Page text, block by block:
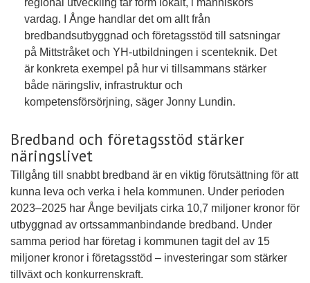
vardag. I Ånge handlar det om allt från
bredbandsutbyggnad och företagsstöd till satsningar
på Mittstråket och YH-utbildningen i scenteknik. Det
är konkreta exempel på hur vi tillsammans stärker
både näringsliv, infrastruktur och
kompetensförsörjning, säger Jonny Lundin.
Bredband och företagsstöd stärker
näringslivet
Tillgång till snabbt bredband är en viktig förutsättning för att
kunna leva och verka i hela kommunen. Under perioden
2023–2025 har Ånge beviljats cirka 10,7 miljoner kronor för
utbyggnad av ortssammanbindande bredband. Under
samma period har företag i kommunen tagit del av 15
miljoner kronor i företagsstöd – investeringar som stärker
tillväxt och konkurrenskraft.